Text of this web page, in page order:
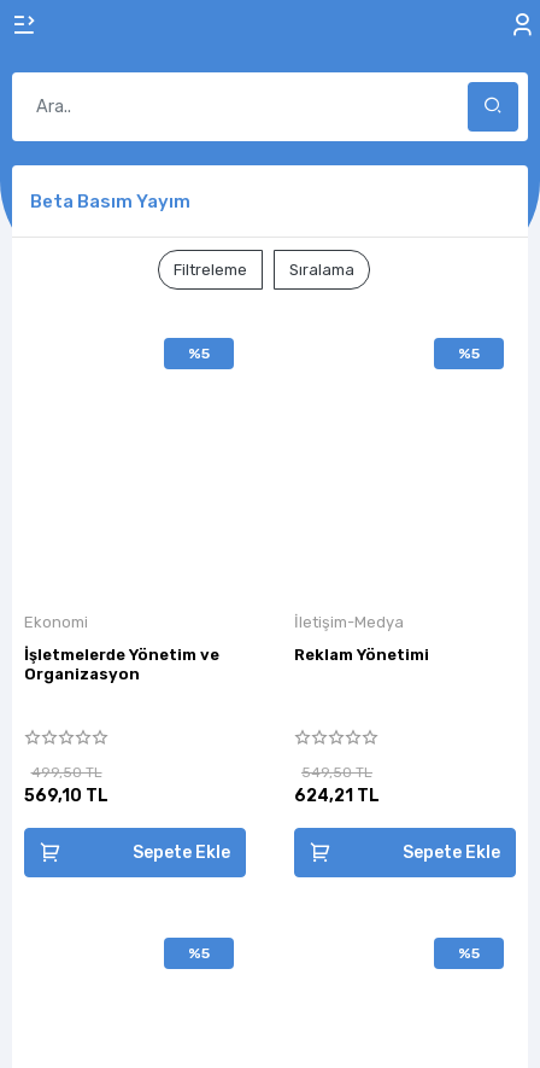
Beta Basım Yayım
Filtreleme Sıralama
%5
Ekonomi
İşletmelerde Yönetim ve
Organizasyon
499,50 TL
569,10 TL
Sepete Ekle
%5
İletişim-Medya
Reklam Yönetimi
549,50 TL
624,21 TL
Sepete Ekle
%5 %5